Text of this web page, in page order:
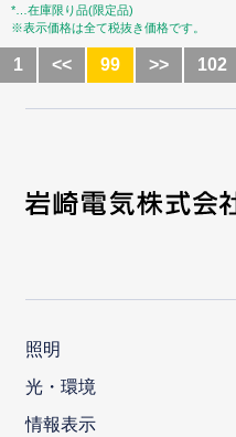
*…在庫限り品(限定品)
※表示価格は全て税抜き価格です。
1 << 99 >> 102
照明
光・環境
情報表示